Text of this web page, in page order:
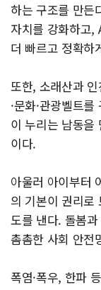
하는 구조를 만든
자치를 강화하고,
더 빠르고 정확하
또한, 소래산과
·문화·관광벨트
이 누리는 남동을
이다.
아울러 아이부터
의 기본이 권리로
도를 낸다. 돌봄
촘촘한 사회 안전
폭염·폭우, 한파